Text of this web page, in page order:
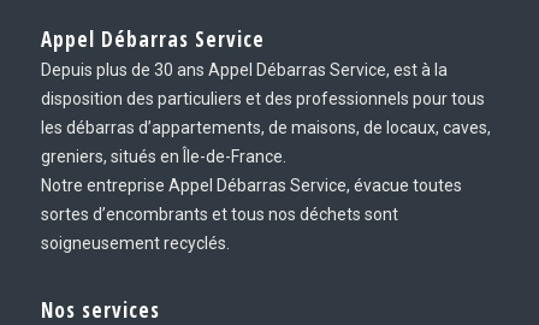
Appel Débarras Service
Depuis plus de 30 ans Appel Débarras Service, est à la
disposition des particuliers et des professionnels pour tous
les débarras d’appartements, de maisons, de locaux, caves,
greniers, situés en Île-de-France.
Notre entreprise Appel Débarras Service, évacue toutes
sortes d’encombrants et tous nos déchets sont
soigneusement recyclés.
Nos services